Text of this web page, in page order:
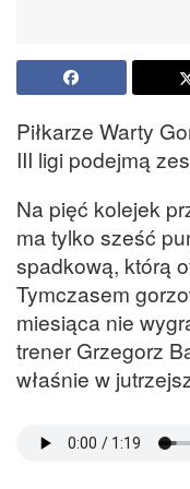
Piłkarze Warty
III ligi podejmą
Na pięć kolejek
ma tylko sześć
spadkową, którą
Tymczasem
miesiąca nie
trener Grzegorz
właśnie w